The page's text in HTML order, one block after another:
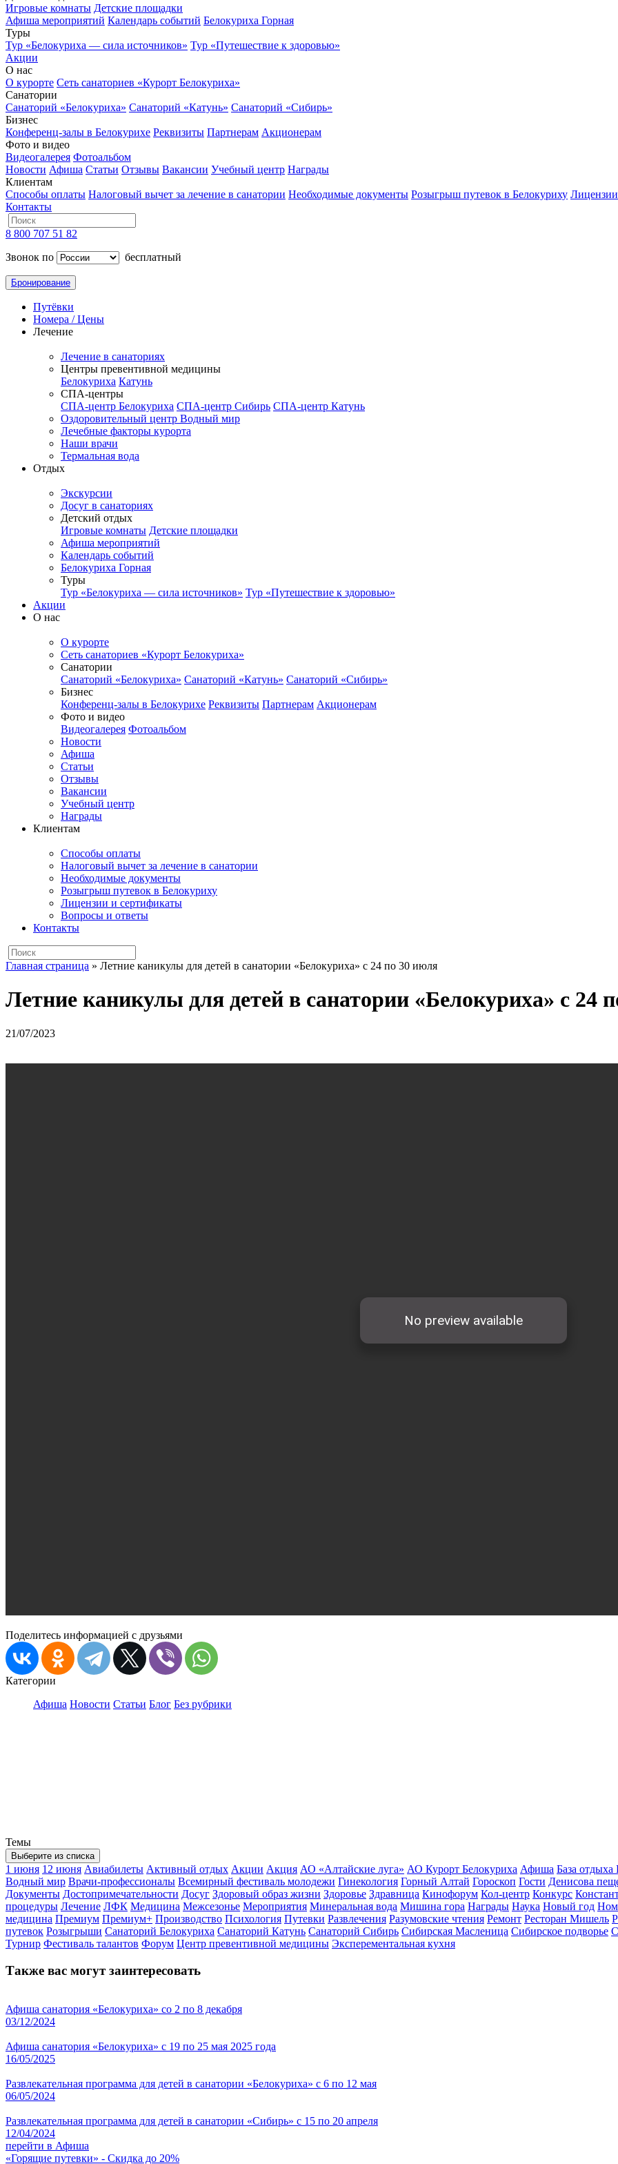
Игровые комнаты Детские площадки
Афиша мероприятий Календарь событий Белокуриха Горная
Туры
Тур «Белокуриха — сила источников» Тур «Путешествие к здоровью»
Акции
О нас
О курорте Сеть санаториев «Курорт Белокуриха»
Санатории
Санаторий «Белокуриха» Санаторий «Катунь» Санаторий «Сибирь»
Бизнес
Конференц-залы в Белокурихе Реквизиты Партнерам Акционерам
Фото и видео
Видеогалерея Фотоальбом
Новости Афиша Статьи Отзывы Вакансии Учебный центр Награды
Клиентам
Способы оплаты Налоговый вычет за лечение в санатории Необходимые документы Розыгрыш путевок в Белокуриху
Контакты
8 800 707 51 82
Звонок по
бесплатный
Бронирование
Путёвки
Номера / Цены
Лечение
Лечение в санаториях
Центры превентивной медицины
Белокуриха Катунь
СПА-центры
СПА-центр Белокуриха СПА-центр Сибирь СПА-центр Катунь
Оздоровительный центр Водный мир
Лечебные факторы курорта
Наши врачи
Термальная вода
Отдых
Экскурсии
Досуг в санаториях
Детский отдых
Игровые комнаты Детские площадки
Афиша мероприятий
Календарь событий
Белокуриха Горная
Туры
Тур «Белокуриха — сила источников» Тур «Путешествие к здоровью»
Акции
О нас
О курорте
Сеть санаториев «Курорт Белокуриха»
Санатории
Санаторий «Белокуриха» Санаторий «Катунь» Санаторий «Сибирь»
Бизнес
Конференц-залы в Белокурихе Реквизиты Партнерам Акционерам
Фото и видео
Видеогалерея Фотоальбом
Новости
Афиша
Статьи
Отзывы
Вакансии
Учебный центр
Награды
Клиентам
Способы оплаты
Налоговый вычет за лечение в санатории
Необходимые документы
Розыгрыш путевок в Белокуриху
Лицензии и сертификаты
Вопросы и ответы
Контакты
Главная страница » Летние каникулы для детей в санатории «Белокуриха» с 24 по 30 июля
Летние каникулы для детей в санатории «Белокуриха» с 24
21/07/2023
Поделитесь информацией с друзьями
Категории
Афиша Новости Статьи Блог Без рубрики
Темы
Выберите из списка
1 июня 12 июня Авиабилеты Активный отдых Акции Акция АО «Алтайские луга» АО Курорт Белокуриха Афиша База отдыха
Водный мир Врачи-профессионалы Всемирный фестиваль молодежи Гинекология Горный Алтай Гороскоп Гости Денисова
Документы Достопримечательности Досуг Здоровый образ жизни Здоровье Здравница Кинофорум Кол-центр Конкурс
процедуры Лечение ЛФК Медицина Межсезонье Мероприятия Минеральная вода Мишина гора Награды Наука Новый год
медицина Премиум Премиум+ Производство Психология Путевки Развлечения Разумовские чтения Ремонт Ресторан Мишель
путевок Розыгрыши Санаторий Белокуриха Санаторий Катунь Санаторий Сибирь Сибирская Масленица Сибирское подворье
Турнир Фестиваль талантов Форум Центр превентивной медицины Эксперементальная кухня
Также вас могут заинтересовать
Афиша санатория «Белокуриха» со 2 по 8 декабря
03/12/2024
Афиша санатория «Белокуриха» с 19 по 25 мая 2025 года
16/05/2025
Развлекательная программа для детей в санатории «Белокуриха» с 6 по 12 мая
06/05/2024
Развлекательная программа для детей в санатории «Сибирь» с 15 по 20 апреля
12/04/2024
перейти в Афиша
«Горящие путевки» - Скидка до 20%